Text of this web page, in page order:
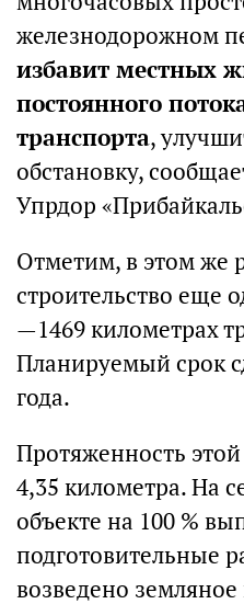
железнодорожном
избавит местных
постоянного
транспорта,
обстановку,
Упрдор
Отметим, в этом же
строительство еще
—1469 километрах
Планируемый срок
года.
Протяженность
4,35 километра. На
объекте на 100 %
подготовительные
возведено